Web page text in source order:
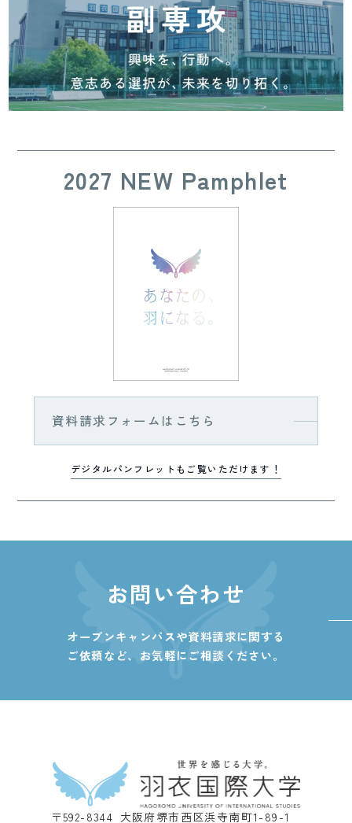
2027 NEW Pamphlet
資料請求フォームはこちら
デジタルパンフレットもご覧いただけます！
お問い合わせ
オープンキャンパスや資料請求に関する
ご依頼など、 お気軽にご相談ください。
〒592-8344 大阪府堺市西区浜寺南町1-89-1